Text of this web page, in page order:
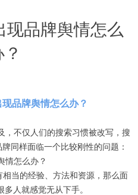
现品牌舆情怎么
现品牌舆情怎么办？
，不仅人们的搜索习惯被改写，搜
同样面临一个比较刚性的问题：
情怎么办？
当的经验、方法和资源，那么面
多人就感觉无从下手。